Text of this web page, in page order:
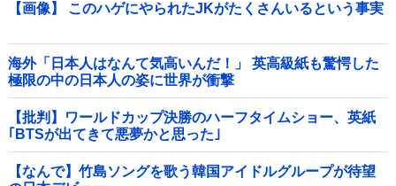
【画像】 このハゲにやられたJKがたくさんいるという事実
海外「日本人はなんて気高いんだ！」 英高級紙も驚愕した
極限の中の日本人の姿に世界が衝撃
【批判】ワールドカップ決勝のハーフタイムショー、英紙
｢BTSが出てきて悪夢かと思った｣
【なんで】竹島ソングを歌う韓国アイドルグループが待望